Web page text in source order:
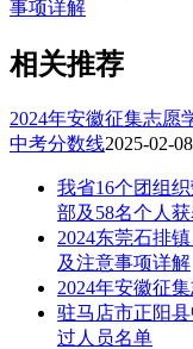
事项详解
相关推荐
2024年安徽征集志愿
中考分数线2025-02-08
我省16个团组
部及58名个人
2024东莞石排
及注意事项详解
2024年安徽征
驻马店市正阳
过人员名单